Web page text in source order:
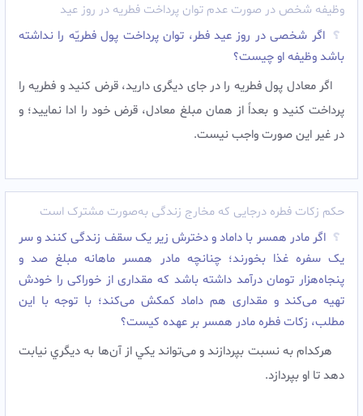
وظیفه شخص در صورت عدم توان پرداخت فطریه در روز عید
اگر شخصی در روز عید فطر، توان پرداخت پول فطریّه را نداشته
باشد وظیفه او چیست؟
اگر معادل پول فطریه را در جای دیگری دارید، قرض کنید و فطریه را
پرداخت کنید و بعداً از همان مبلغ معادل، قرض خود را ادا نمایید؛ و
در غیر این صورت واجب نیست.
حکم زکات فطره درجایی که مخارج زندگی به‌صورت مشترک است
اگر مادر همسر با داماد و دخترش زیر یک سقف زندگی کنند و سر
یک سفره غذا بخورند؛ چنانچه مادر همسر ماهانه مبلغ صد و
پنجاه‌هزار تومان درآمد داشته باشد که مقداری از خوراکی را خودش
تهیه می‌کند و مقداری هم داماد کمکش می‌کند؛ با توجه با این
مطلب، زکات فطره مادر همسر بر عهده کیست؟
هرکدام به نسبت بپردازند و می‌تواند يکي از آن‌ها به ديگري نيابت
دهد تا او بپردازد.